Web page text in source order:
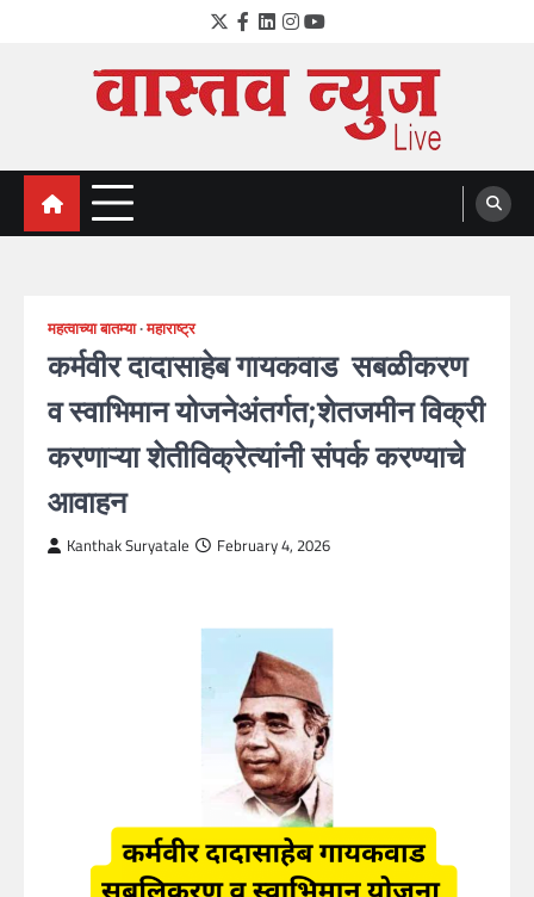
Twitter
Facebook
LinkedIn
Instagram
YouTube
VastavNEWSLive.com
a leading NEWS portal of Maharahstra
महत्वाच्या बातम्या महाराष्ट्र
कर्मवीर दादासाहेब गायकवाड सबळीकरण
व स्वाभिमान योजनेअंतर्गत;शेतजमीन विक्री
करणाऱ्या शेतीविक्रेत्यांनी संपर्क करण्याचे
आवाहन
Kanthak Suryatale February 4, 2026